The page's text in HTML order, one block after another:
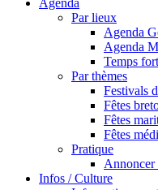
Agenda
Par lieux
Agenda
Agenda
Temps
Par thèmes
Festivals
Fêtes
Fêtes
Fêtes
Pratique
Annoncer
Infos / Culture